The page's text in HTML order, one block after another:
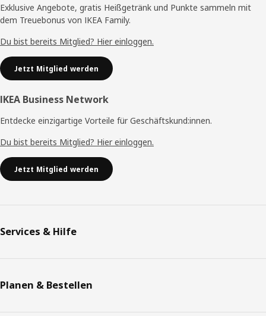
Exklusive Angebote, gratis Heißgetränk und Punkte sammeln mit
dem Treuebonus von IKEA Family.
Du bist bereits Mitglied? Hier einloggen.
Jetzt Mitglied werden
IKEA Business Network
Entdecke einzigartige Vorteile für Geschäftskund:innen.
Du bist bereits Mitglied? Hier einloggen.
Jetzt Mitglied werden
Services & Hilfe
Planen & Bestellen